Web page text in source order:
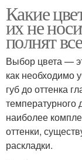
Какие
их не
полнят
Выбор цвета —
как необходимо
губ до оттенка
температурного
наиболее
оттенки,
раскладки.